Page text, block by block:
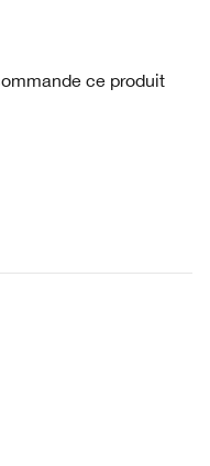
ce produit